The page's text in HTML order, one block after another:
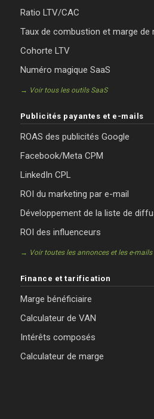
Ratio LTV/CAC
Taux de combustion et marge
Cohorte LTV
Numéro magique SaaS
→ Voir tous les outils SaaS
Publicités payantes et e-mails
ROAS des publicités Google
Facebook/Meta CPM
LinkedIn CPL
ROI du marketing par e-mail
Développement de la liste de
ROI des influenceurs
→ Voir toutes les annonces et les e-mails
Finance et tarification
Marge bénéficiaire
Calculateur de VAN
Intérêts composés
Calculateur de marge